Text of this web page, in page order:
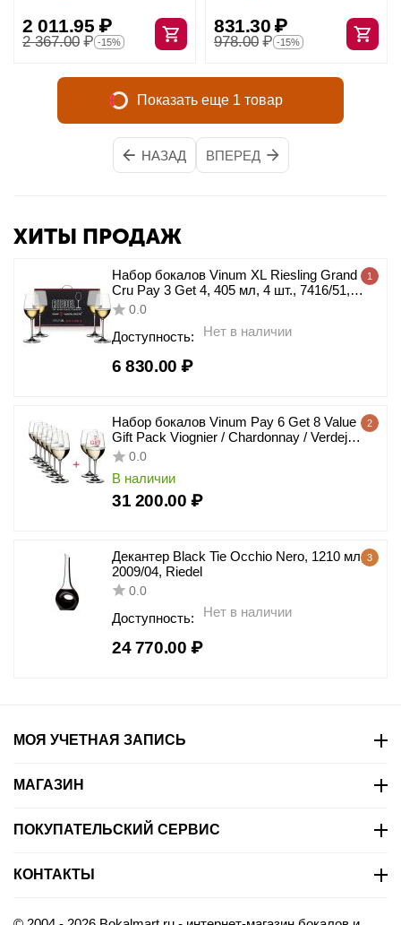
2 011.95 ₽
2 367.00 ₽ -15%
831.30 ₽
978.00 ₽ -15%
Показать еще 1 товар
НАЗАД ВПЕРЕД
ХИТЫ ПРОДАЖ
1
Набор бокалов Vinum XL Riesling Grand
Cru Pay 3 Get 4, 405 мл, 4 шт., 7416/51,
Riedel
0.0
Доступность: Нет в наличии
6 830.00 ₽
2
Набор бокалов Vinum Pay 6 Get 8 Value
Gift Pack Viognier / Chardonnay / Verdejo,
8 шт., 350 мл, 7416/05, Riedel
0.0
В наличии
31 200.00 ₽
3
Декантер Black Tie Occhio Nero, 1210 мл,
2009/04, Riedel
0.0
Доступность: Нет в наличии
24 770.00 ₽
МОЯ УЧЕТНАЯ ЗАПИСЬ
МАГАЗИН
ПОКУПАТЕЛЬСКИЙ СЕРВИС
КОНТАКТЫ